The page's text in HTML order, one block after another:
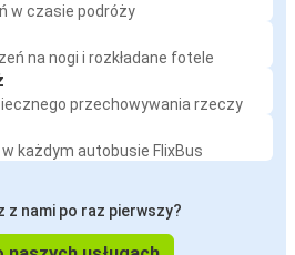
w czasie podróży
na nogi i rozkładane fotele
przechowywania rzeczy
każdym autobusie FlixBus
z nami po raz pierwszy?